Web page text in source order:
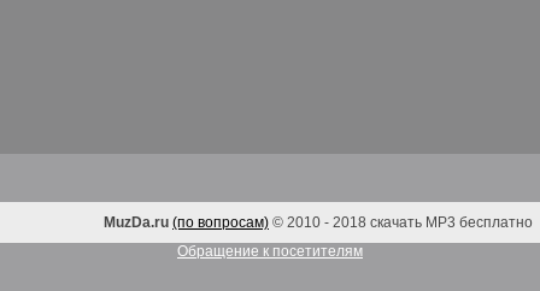
MuzDa.ru (по вопросам) © 2010 - 2018 скачать MP3 бесплатно
Обращение к посетителям